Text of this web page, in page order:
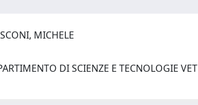
MICHELE
DI SCIENZE E TECNOLOGIE